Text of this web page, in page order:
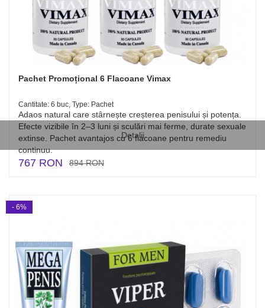
Detalii
Pachet Promoțional 6 Flacoane Vimax
Cantitate: 6 buc, Type: Pachet
Adaos natural care stârnește creșterea penisului și potența.
Efecte vizibile în 2–3 luni și sculări mai ferme, durate sexuale
extinse. Pachet avantajos cu 6 flacoane pentru remediu
continuu.
767 RON 894 RON
- 6%